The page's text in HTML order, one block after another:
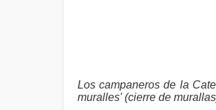
Los campaneros de la
muralles' (cierre de